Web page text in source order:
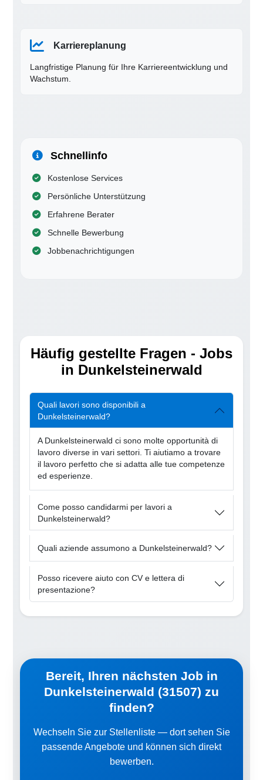
Karriereplanung
Langfristige Planung für Ihre Karriereentwicklung und
Wachstum.
Schnellinfo
Kostenlose Services
Persönliche Unterstützung
Erfahrene Berater
Schnelle Bewerbung
Jobbenachrichtigungen
Häufig gestellte Fragen - Jobs
in Dunkelsteinerwald
Quali lavori sono disponibili a
Dunkelsteinerwald?
A Dunkelsteinerwald ci sono molte opportunità di
lavoro diverse in vari settori. Ti aiutiamo a trovare
il lavoro perfetto che si adatta alle tue competenze
ed esperienze.
Come posso candidarmi per lavori a
Dunkelsteinerwald?
Quali aziende assumono a Dunkelsteinerwald?
Posso ricevere aiuto con CV e lettera di
presentazione?
Bereit, Ihren nächsten Job in
Dunkelsteinerwald (31507) zu
finden?
Wechseln Sie zur Stellenliste — dort sehen Sie
passende Angebote und können sich direkt
bewerben.